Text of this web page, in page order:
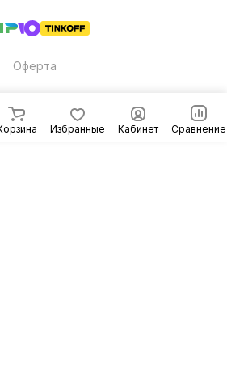
Избранные Кабинет Сравнение
Оферта